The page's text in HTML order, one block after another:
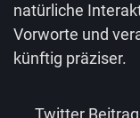
natürliche
Vorworte und
künftig präziser.
Twitter